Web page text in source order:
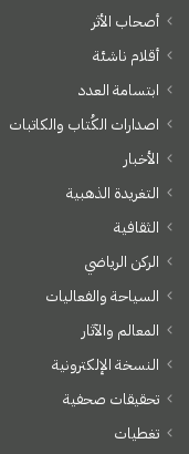
أصحاب الأثر
أقلام ناشئة
ابتسامة العدد
اصدارات الكُتاب والكاتبات
الأخبار
التغريدة الذهبية
الثقافية
الركن الرياضي
السياحة والفعاليات
المعالم والآثار
النسخة الإلكترونية
تحقيقات صحفية
تغطيات